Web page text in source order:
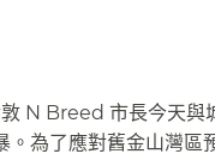
N Breed 市長今天與
。為了應對舊金山灣